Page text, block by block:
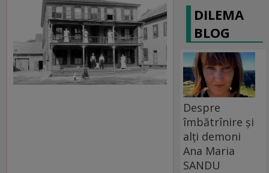
DILEMA
BLOG
Despre
îmbătrînire și
alți demoni
Ana Maria
SANDU